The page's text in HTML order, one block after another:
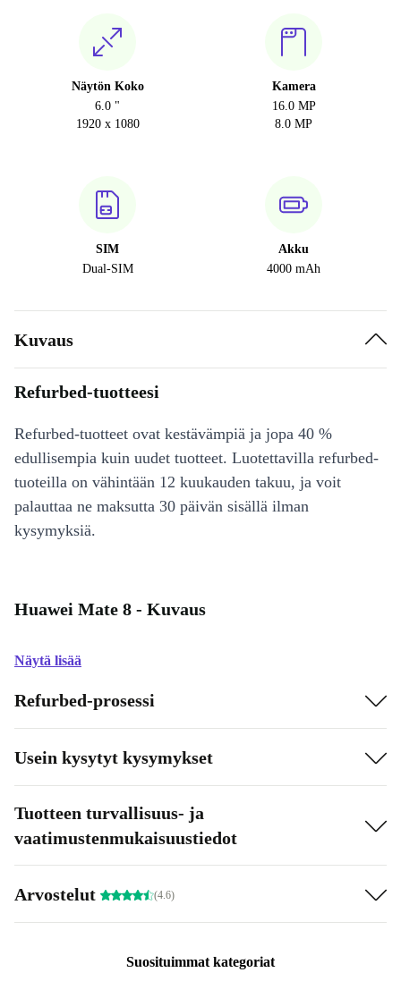
Näytön Koko
6.0 "
1920 x 1080
Kamera
16.0 MP
8.0 MP
SIM
Dual-SIM
Akku
4000 mAh
Kuvaus
Refurbed-tuotteesi
Refurbed-tuotteet ovat kestävämpiä ja jopa 40 %
edullisempia kuin uudet tuotteet. Luotettavilla refurbed-
tuoteilla on vähintään 12 kuukauden takuu, ja voit
palauttaa ne maksutta 30 päivän sisällä ilman
kysymyksiä.
Huawei Mate 8 - Kuvaus
Näytä lisää
Refurbed-prosessi
Usein kysytyt kysymykset
Tuotteen turvallisuus- ja
vaatimustenmukaisuustiedot
Arvostelut (4.6)
Suosituimmat kategoriat